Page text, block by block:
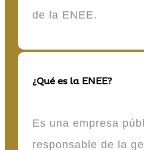
de la ENEE.
¿Qué es la ENEE?
Es una empresa
responsable de la